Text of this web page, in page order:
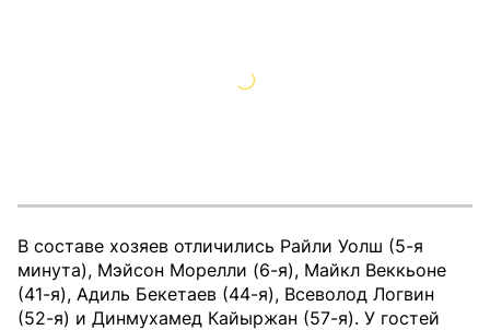
В составе хозяев отличились Райли Уолш (5-я
минута), Мэйсон Морелли (6-я), Майкл Веккьоне
(41-я), Адиль Бекетаев (44-я), Всеволод Логвин
(52-я) и Динмухамед Кайыржан (57-я). У гостей